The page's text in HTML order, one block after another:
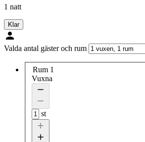
1 natt
Klar
Valda antal gäster och rum
Rum 1
Vuxna
st